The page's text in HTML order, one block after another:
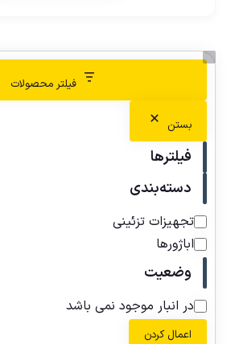
فیلتر محصولات
بستن
فیلترها
دسته‌بندی
تجهیزات تزئینی
اباژورها
وضعیت
در انبار موجود نمی باشد
اعمال کردن